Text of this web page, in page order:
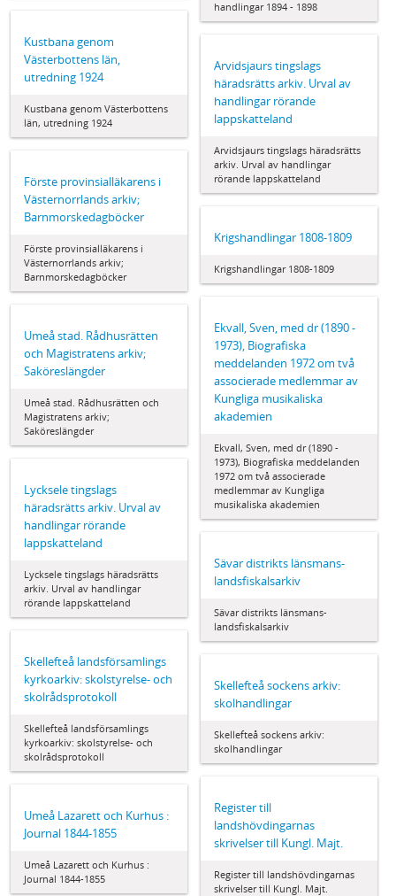
handlingar 1894 - 1898
Kustbana genom
Västerbottens län,
utredning 1924
Kustbana genom Västerbottens
län, utredning 1924
Arvidsjaurs tingslags
häradsrätts arkiv. Urval av
handlingar rörande
lappskatteland
Arvidsjaurs tingslags häradsrätts
arkiv. Urval av handlingar
rörande lappskatteland
Förste provinsialläkarens i
Västernorrlands arkiv;
Barnmorskedagböcker
Förste provinsialläkarens i
Västernorrlands arkiv;
Barnmorskedagböcker
Krigshandlingar 1808-1809
Krigshandlingar 1808-1809
Ekvall, Sven, med dr (1890 -
1973), Biografiska
meddelanden 1972 om två
associerade medlemmar av
Kungliga musikaliska
akademien
Ekvall, Sven, med dr (1890 -
1973), Biografiska meddelanden
1972 om två associerade
medlemmar av Kungliga
musikaliska akademien
Umeå stad. Rådhusrätten
och Magistratens arkiv;
Saköreslängder
Umeå stad. Rådhusrätten och
Magistratens arkiv;
Saköreslängder
Lycksele tingslags
häradsrätts arkiv. Urval av
handlingar rörande
lappskatteland
Lycksele tingslags häradsrätts
arkiv. Urval av handlingar
rörande lappskatteland
Sävar distrikts länsmans-
landsfiskalsarkiv
Sävar distrikts länsmans-
landsfiskalsarkiv
Skellefteå landsförsamlings
kyrkoarkiv: skolstyrelse- och
skolrådsprotokoll
Skellefteå landsförsamlings
kyrkoarkiv: skolstyrelse- och
skolrådsprotokoll
Skellefteå sockens arkiv:
skolhandlingar
Skellefteå sockens arkiv:
skolhandlingar
Register till
landshövdingarnas
skrivelser till Kungl. Majt.
Register till landshövdingarnas
skrivelser till Kungl. Majt.
Umeå Lazarett och Kurhus :
Journal 1844-1855
Umeå Lazarett och Kurhus :
Journal 1844-1855